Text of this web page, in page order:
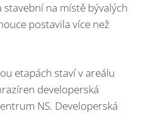
na místě bývalých
postavila více než
etapách staví v areálu
developerská
NS. Developerská